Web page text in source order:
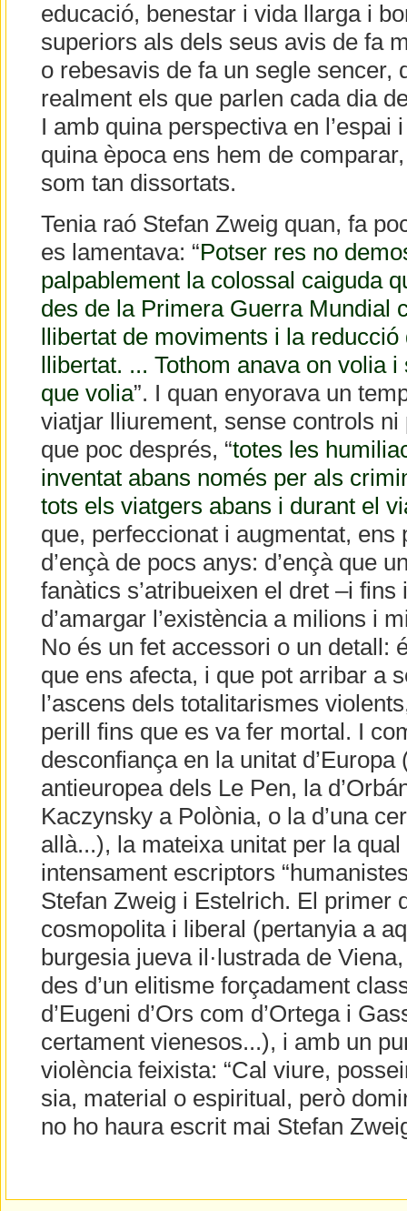
educació, benestar i vida llarga i
superiors als dels seus avis de fa
o rebesavis de fa un segle sencer,
realment els que parlen cada dia
I amb quina perspectiva en l’espai
quina època ens hem de
som tan dissortats.
Tenia raó Stefan Zweig quan, fa
es lamentava: “Potser res no
palpablement la colossal caiguda
des de la Primera Guerra Mundial
llibertat de moviments i la
llibertat. ... Tothom anava on volia
que volia”. I quan enyorava un
viatjar lliurement, sense controls
que poc després, “totes les
inventat abans només per als
tots els viatgers abans i durant el
que, perfeccionat i augmentat, ens
d’ençà de pocs anys: d’ençà que
fanàtics s’atribueixen el dret –i fins
d’amargar l’existència a milions i
No és un fet accessori o un detall:
que ens afecta, i que pot arribar a
l’ascens dels totalitarismes
perill fins que es va fer mortal. I
desconfiança en la unitat d’Europa
antieuropea dels Le Pen, la
Kaczynsky a Polònia, o la d’una
allà...), la mateixa unitat per la
intensament escriptors
Stefan Zweig i Estelrich. El primer
cosmopolita i liberal (pertanyia a
burgesia jueva il·lustrada de
des d’un elitisme forçadament
d’Eugeni d’Ors com d’Ortega i
certament vienesos...), i amb un
violència feixista: “Cal viure,
sia, material o espiritual, però
no ho haura escrit mai Stefan